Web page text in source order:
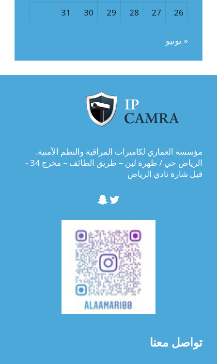
26
27
28
29
30
31
« يونيو
مؤسسة العماري لكاميرات المراقبة والنظم الأمنية.
الرياض حي / ظهرة لبن – طريق الطائف – مخرج 34 -
قبل شارة نادي الرياض
تويتر
سناب شات
تواصل معنا